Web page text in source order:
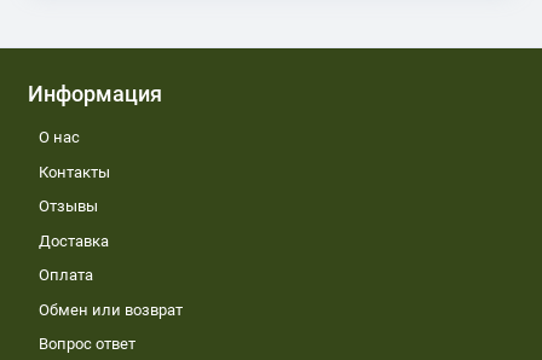
Информация
О нас
Контакты
Отзывы
Доставка
Оплата
Обмен или возврат
Вопрос ответ